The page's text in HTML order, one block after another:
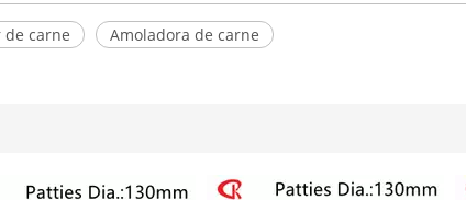
de carne Amoladora de carne